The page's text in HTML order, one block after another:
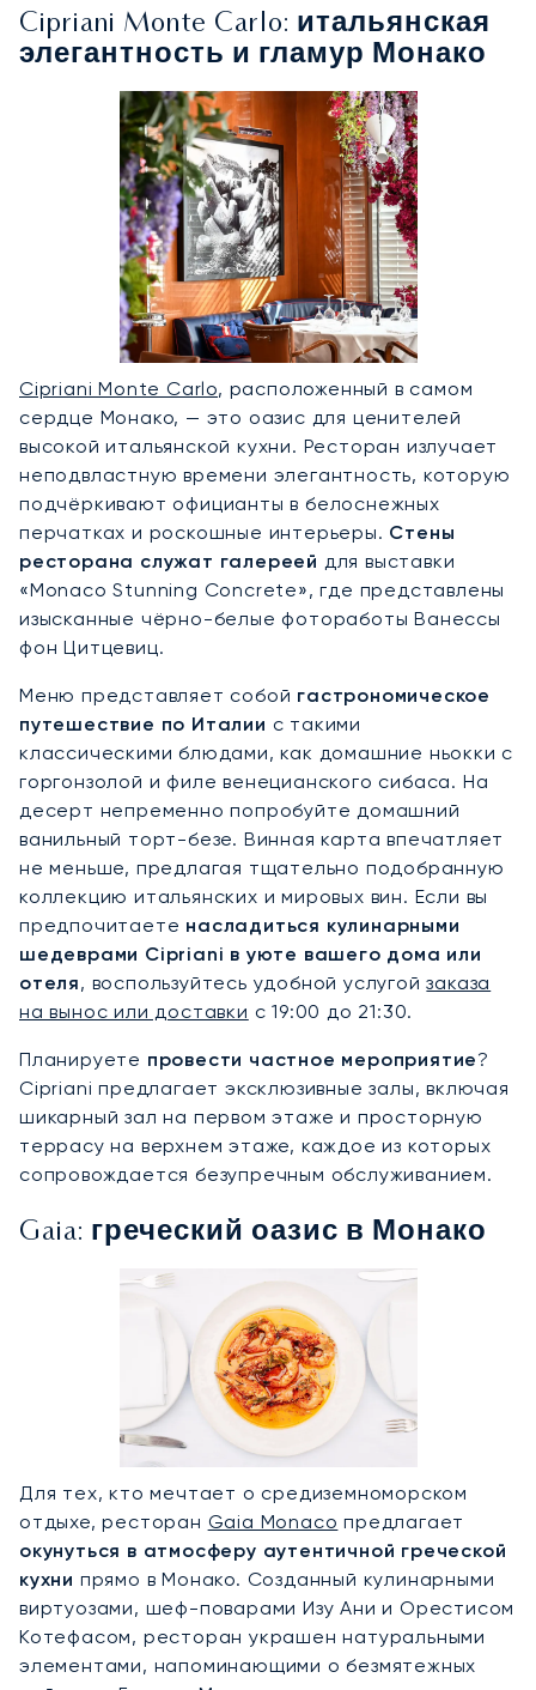
Cipriani Monte Carlo: итальянская
элегантность и гламур Монако
Cipriani Monte Carlo, расположенный в самом
сердце Монако, — это оазис для ценителей
высокой итальянской кухни. Ресторан излучает
неподвластную времени элегантность, которую
подчёркивают официанты в белоснежных
перчатках и роскошные интерьеры. Стены
ресторана служат галереей для выставки
«Monaco Stunning Concrete», где представлены
изысканные чёрно-белые фотоработы Ванессы
фон Цитцевиц.
Меню представляет собой гастрономическое
путешествие по Италии с такими
классическими блюдами, как домашние ньокки с
горгонзолой и филе венецианского сибаса. На
десерт непременно попробуйте домашний
ванильный торт-безе. Винная карта впечатляет
не меньше, предлагая тщательно подобранную
коллекцию итальянских и мировых вин. Если вы
предпочитаете насладиться кулинарными
шедеврами Cipriani в уюте вашего дома или
отеля, воспользуйтесь удобной услугойзаказа
на вынос или доставки с 19:00 до 21:30.
Планируете провести частное мероприятие?
Cipriani предлагает эксклюзивные залы, включая
шикарный зал на первом этаже и просторную
террасу на верхнем этаже, каждое из которых
сопровождается безупречным обслуживанием.
Gaia: греческий оазис в Монако
Для тех, кто мечтает о средиземноморском
отдыхе, ресторан Gaia Monaco предлагает
окунуться в атмосферу аутентичной греческой
кухни прямо в Монако. Созданный кулинарными
виртуозами, шеф-поварами Изу Ани и Орестисом
Котефасом, ресторан украшен натуральными
элементами, напоминающими о безмятежных